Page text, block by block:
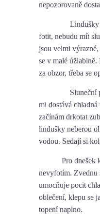
nepozorovaně
Lindušky se
fotit, nebudu mít
jsou velmi
se v malé úžlabině.
za obzor, třeba se
Sluneční
mi dostává
začínám drkotat
lindušky neberou
vodou. Sedají si
Pro dnešek
nevyfotím. Zvednu
umocňuje pocit
oblečení, klepu se
topení naplno.